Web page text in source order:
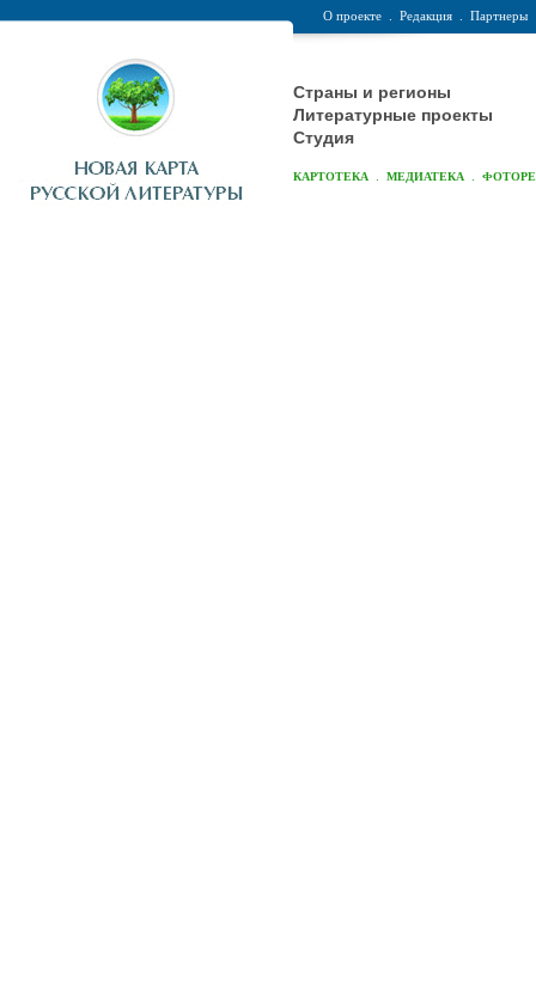
О проекте Редакция Партнеры
Страны и регионы
Литературные проекты
Студия
КАРТОТЕКА МЕДИАТЕКА